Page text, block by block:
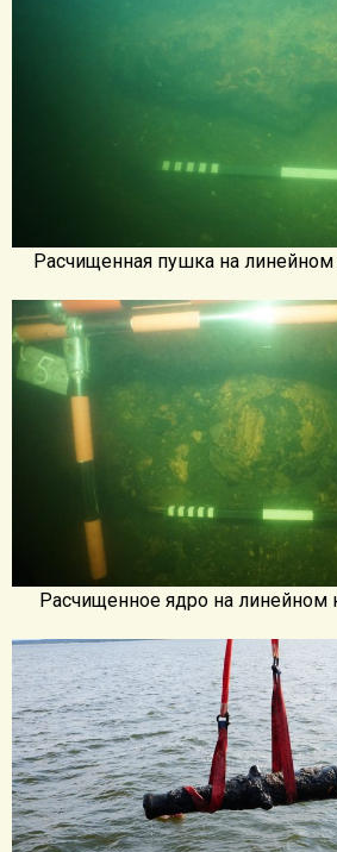
Расчищенная пушка на
Расчищенное ядро на линейном